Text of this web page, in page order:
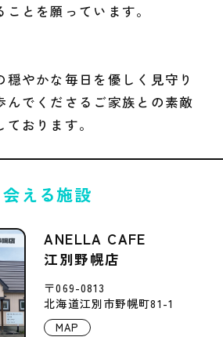
とを願っています。
穏やかな毎日を優しく見守り
んでくださるご家族との素敵
おります。
会える施設
ANELLA CAFE
江別野幌店
〒069-0813
北海道江別市野幌町81-1
MAP